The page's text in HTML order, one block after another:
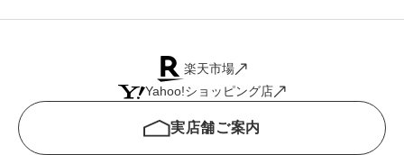
楽天市場
Yahoo!ショッピング店
実店舗ご案内